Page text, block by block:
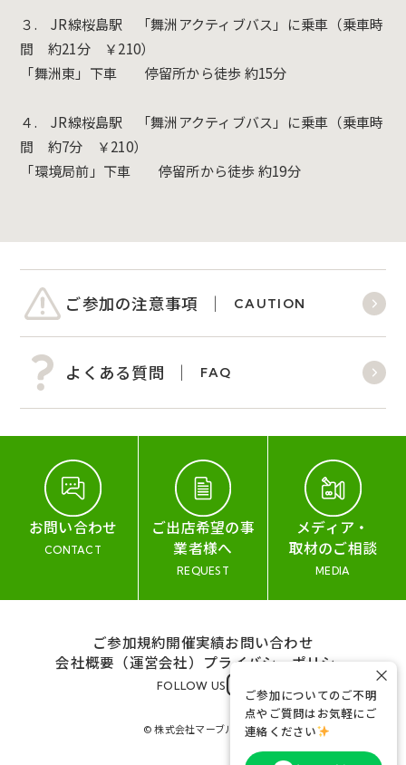
３. JR線桜島駅 「舞洲アクティブバス」に乗車（乗車時
間 約21分 ￥210）
「舞洲東」下車 停留所から徒歩 約15分
４. JR線桜島駅 「舞洲アクティブバス」に乗車（乗車時
間 約7分 ￥210）
「環境局前」下車 停留所から徒歩 約19分
ご参加の注意事項 CAUTION
よくある質問 FAQ
お問い合わせ
CONTACT
ご出店希望の事
業者様へ
REQUEST
メディア・
取材のご相談
MEDIA
ご参加規約開催実績お問い合わせ
会社概要（運営会社） プライバシーポリシー
FOLLOW US
© 株式会社マーブル&コー
ご参加についてのご不明
点やご質問はお気軽にご
連絡ください
×